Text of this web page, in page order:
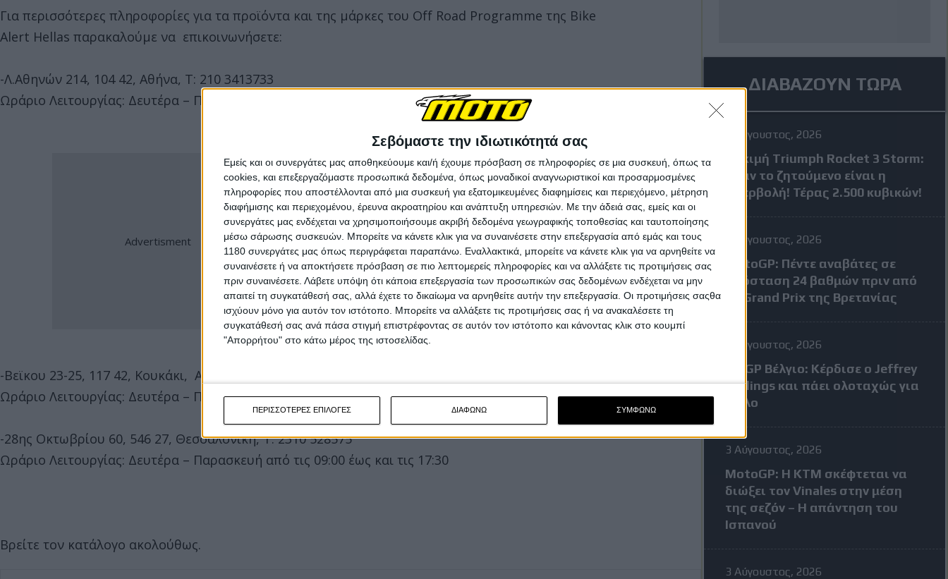
Σεβόμαστε την ιδιωτικότητά σας
Εμείς και οι συνεργάτες μας αποθηκεύουμε και/ή έχουμε πρόσβαση σε πληροφορίες σε μια συσκευή, όπως τα
cookies, και επεξεργαζόμαστε προσωπικά δεδομένα, όπως μοναδικοί αναγνωριστικοί και προσαρμοσμένες
πληροφορίες που αποστέλλονται από μια συσκευή για εξατομικευμένες διαφημίσεις και περιεχόμενο, μέτρηση
διαφήμισης και περιεχομένου, έρευνα ακροατηρίου και ανάπτυξη υπηρεσιών. Με την άδειά σας, εμείς και οι
συνεργάτες μας ενδέχεται να χρησιμοποιήσουμε ακριβή δεδομένα γεωγραφικής τοποθεσίας και ταυτοποίησης
μέσω σάρωσης συσκευών. Μπορείτε να κάνετε κλικ για να συναινέσετε στην επεξεργασία από εμάς και τους
1180 συνεργάτες μας όπως περιγράφεται παραπάνω. Εναλλακτικά, μπορείτε να κάνετε κλικ για να αρνηθείτε να
συναινέσετε ή να αποκτήσετε πρόσβαση σε πιο λεπτομερείς πληροφορίες και να αλλάξετε τις προτιμήσεις σας
πριν συναινέσετε. Λάβετε υπόψη ότι κάποια επεξεργασία των προσωπικών σας δεδομένων ενδέχεται να μην
απαιτεί τη συγκατάθεσή σας, αλλά έχετε το δικαίωμα να αρνηθείτε αυτήν την επεξεργασία. Οι προτιμήσεις σαςθα
ισχύουν μόνο για αυτόν τον ιστότοπο. Μπορείτε να αλλάξετε τις προτιμήσεις σας ή να ανακαλέσετε τη
συγκατάθεσή σας ανά πάσα στιγμή επιστρέφοντας σε αυτόν τον ιστότοπο και κάνοντας κλικ στο κουμπί
"Απορρήτου" στο κάτω μέρος της ιστοσελίδας.
ΠΕΡΙΣΣΟΤΕΡΕΣ ΕΠΙΛΟΓΕΣ ΔΙΑΦΩΝΩ ΣΥΜΦΩΝΩ
Για περισσότερες πληροφορίες για τα προϊόντα και της μάρκες του Off Road Programme της Βike
Αlert Hellas παρακαλούμε να επικοινωνήσετε:
-Λ.Αθηνών 214, 104 42, Αθήνα, Τ: 210 3413733
Ωράριο Λειτουργίας: Δευτέρα – Παρασκευή από τις 09:00 έως και τις 17:30.
-Βεϊκου 23-25, 117 42, Κουκάκι, Αθήνα, Τ: 210 9222776
Ωράριο Λειτουργίας: Δευτέρα – Παρασκευή από τις 09:00 έως και τις 17:30
-28ης Οκτωβρίου 60, 546 27, Θεσσαλονίκη, Τ: 2310 528575
Ωράριο Λειτουργίας: Δευτέρα – Παρασκευή από τις 09:00 έως και τις 17:30
Βρείτε τον κατάλογο ακολούθως.
ΔΙΑΒΑΖΟΥΝ ΤΩΡΑ
4 Αύγουστος, 2026
Δοκιμή Triumph Rocket 3 Storm:
Όταν το ζητούμενο είναι η
υπερβολή! Τέρας 2.500 κυβικών!
4 Αύγουστος, 2026
MotoGP: Πέντε αναβάτες σε
απόσταση 24 βαθμών πριν από
το Grand Prix της Βρετανίας
3 Αύγουστος, 2026
MXGP Βέλγιο: Κέρδισε ο Jeffrey
Herlings και πάει ολοταχώς για
τίτλο
3 Αύγουστος, 2026
MotoGP: Η KTM σκέφτεται να
διώξει τον Vinales στην μέση
της σεζόν – Η απάντηση του
Ισπανού
3 Αύγουστος, 2026